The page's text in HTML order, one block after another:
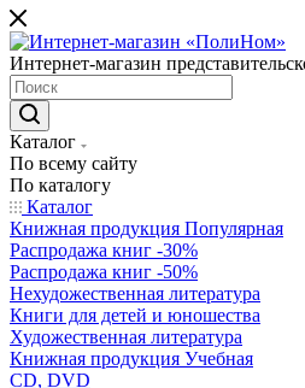
Интернет-магазин
Каталог
По всему сайту
По каталогу
Каталог
Книжная продукция Популярная
Распродажа книг -30%
Распродажа книг -50%
Нехудожественная литература
Книги для детей и юношества
Художественная литература
Книжная продукция Учебная
CD, DVD